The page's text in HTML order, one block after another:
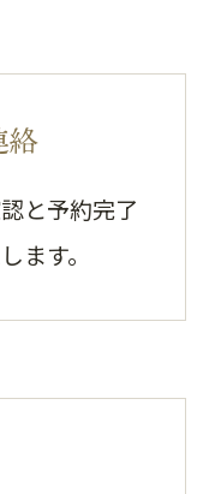
絡
と予約完了
ます。